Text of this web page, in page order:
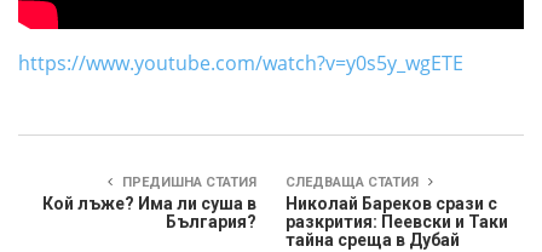
https://www.youtube.com/watch?v=y0s5y_wgETE
ПРЕДИШНА СТАТИЯ
Кой лъже? Има ли суша в
България?
СЛЕДВАЩА СТАТИЯ
Николай Бареков срази с
разкрития: Пеевски и Таки
тайна среща в Дубай